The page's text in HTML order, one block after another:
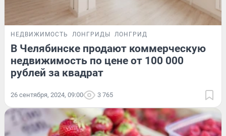
НЕДВИЖИМОСТЬ ЛОНГРИДЫ ЛОНГРИД
В Челябинске продают коммерческую
недвижимость по цене от 100 000
рублей за квадрат
26 сентября, 2024, 09:00 3 765